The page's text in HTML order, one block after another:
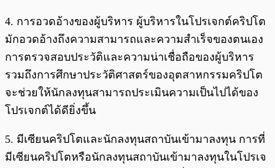
4. การอวดอ้างของผู้บริหาร ผู้บริหารในโปรเจกต์คริปโต
มักอวดอ้างถึงความสามารถและความสำเร็จของตนเอง
การตรวจสอบประวัติและความน่าเชื่อถือของผู้บริหาร
รวมถึงการศึกษาประวัติศาสตร์ของอุตสาหกรรมคริปโต
จะช่วยให้นักลงทุนสามารถประเมินความเป็นไปได้ของ
โปรเจกต์ได้ดียิ่งขึ้น
5. มีเซียนคริปโตและนักลงทุนสถาบันเข้ามาลงทุน การที่
มีเซียนคริปโตหรือนักลงทุนสถาบันเข้ามาลงทุนในโปรเจ